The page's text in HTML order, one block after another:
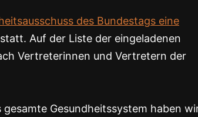
des Bundestags eine
Auf der Liste der eingeladenen
Vertreterinnen und Vertretern der
Gesundheitssystem haben